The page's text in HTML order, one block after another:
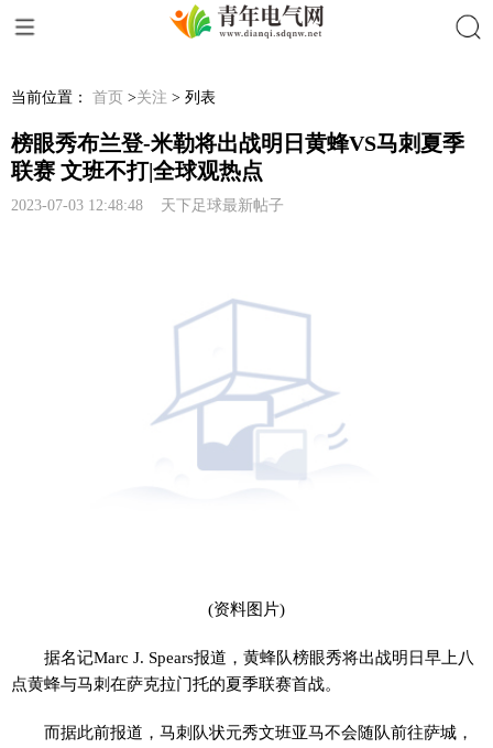
当前位置： 首页 >关注 > 列表
榜眼秀布兰登-米勒将出战明日黄蜂VS马刺夏季
联赛 文班不打|全球观热点
2023-07-03 12:48:48 天下足球最新帖子
(资料图片)
据名记Marc J. Spears报道，黄蜂队榜眼秀将出战明日早上八
点黄蜂与马刺在萨克拉门托的夏季联赛首战。
而据此前报道，马刺队状元秀文班亚马不会随队前往萨城，